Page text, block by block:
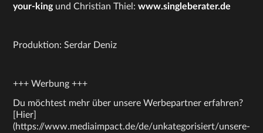
your-kingund Christian Thiel:www.singleberater.de
Produktion: Serdar Deniz
+++ Werbung +++
Du möchtest mehr über unsere Werbepartner erfahren?
[Hier]
(https://www.mediaimpact.de/de/unkategorisiert/unsere-